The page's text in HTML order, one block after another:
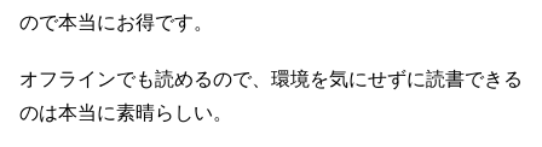
ので本当にお得です。
オフラインでも読めるので、環境を気にせずに読書できる
のは本当に素晴らしい。